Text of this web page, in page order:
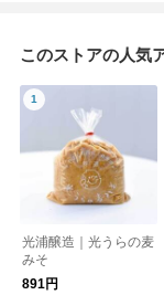
このストアの人気
光浦醸造｜光うらの麦
みそ
891円